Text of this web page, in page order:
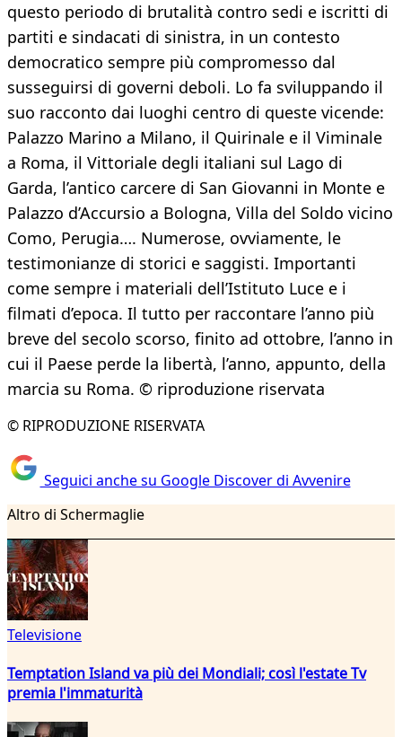
questo periodo di brutalità contro sedi e iscritti di
partiti e sindacati di sinistra, in un contesto
democratico sempre più compromesso dal
susseguirsi di governi deboli. Lo fa sviluppando il
suo racconto dai luoghi centro di queste vicende:
Palazzo Marino a Milano, il Quirinale e il Viminale
a Roma, il Vittoriale degli italiani sul Lago di
Garda, l’antico carcere di San Giovanni in Monte e
Palazzo d’Accursio a Bologna, Villa del Soldo vicino
Como, Perugia…. Numerose, ovviamente, le
testimonianze di storici e saggisti. Importanti
come sempre i materiali dell’Istituto Luce e i
filmati d’epoca. Il tutto per raccontare l’anno più
breve del secolo scorso, finito ad ottobre, l’anno in
cui il Paese perde la libertà, l’anno, appunto, della
marcia su Roma. © riproduzione riservata
© RIPRODUZIONE RISERVATA
Seguici anche su Google Discover di Avvenire
Altro di Schermaglie
Televisione
Temptation Island va più dei Mondiali; così l'estate Tv
premia l'immaturità